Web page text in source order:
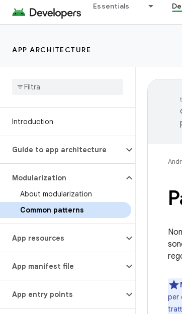
Essentials
APP ARCHITECTURE
Introduction
Guide to app architecture
Modularization
About modularization
Common patterns
App resources
App manifest file
App entry points
per